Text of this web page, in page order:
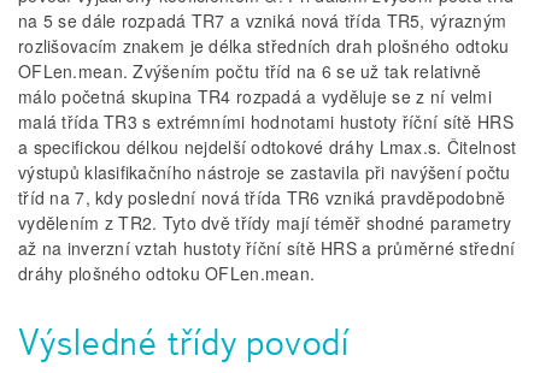
na 5 se dále rozpadá TR7 a vzniká nová třída TR5, výrazným
rozlišovacím znakem je délka středních drah plošného odtoku
OFLen.mean. Zvýšením počtu tříd na 6 se už tak relativně
málo početná skupina TR4 rozpadá a vyděluje se z ní velmi
malá třída TR3 s extrémními hodnotami hustoty říční sítě HRS
a specifickou délkou nejdelší odtokové dráhy Lmax.s. Čitelnost
výstupů klasifikačního nástroje se zastavila při navýšení počtu
tříd na 7, kdy poslední nová třída TR6 vzniká pravděpodobně
vydělením z TR2. Tyto dvě třídy mají téměř shodné parametry
až na inverzní vztah hustoty říční sítě HRS a průměrné střední
dráhy plošného odtoku OFLen.mean.
Výsledné třídy povodí